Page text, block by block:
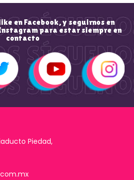
en Facebook, y seguirnos en
para estar siempre en
contacto
Piedad,